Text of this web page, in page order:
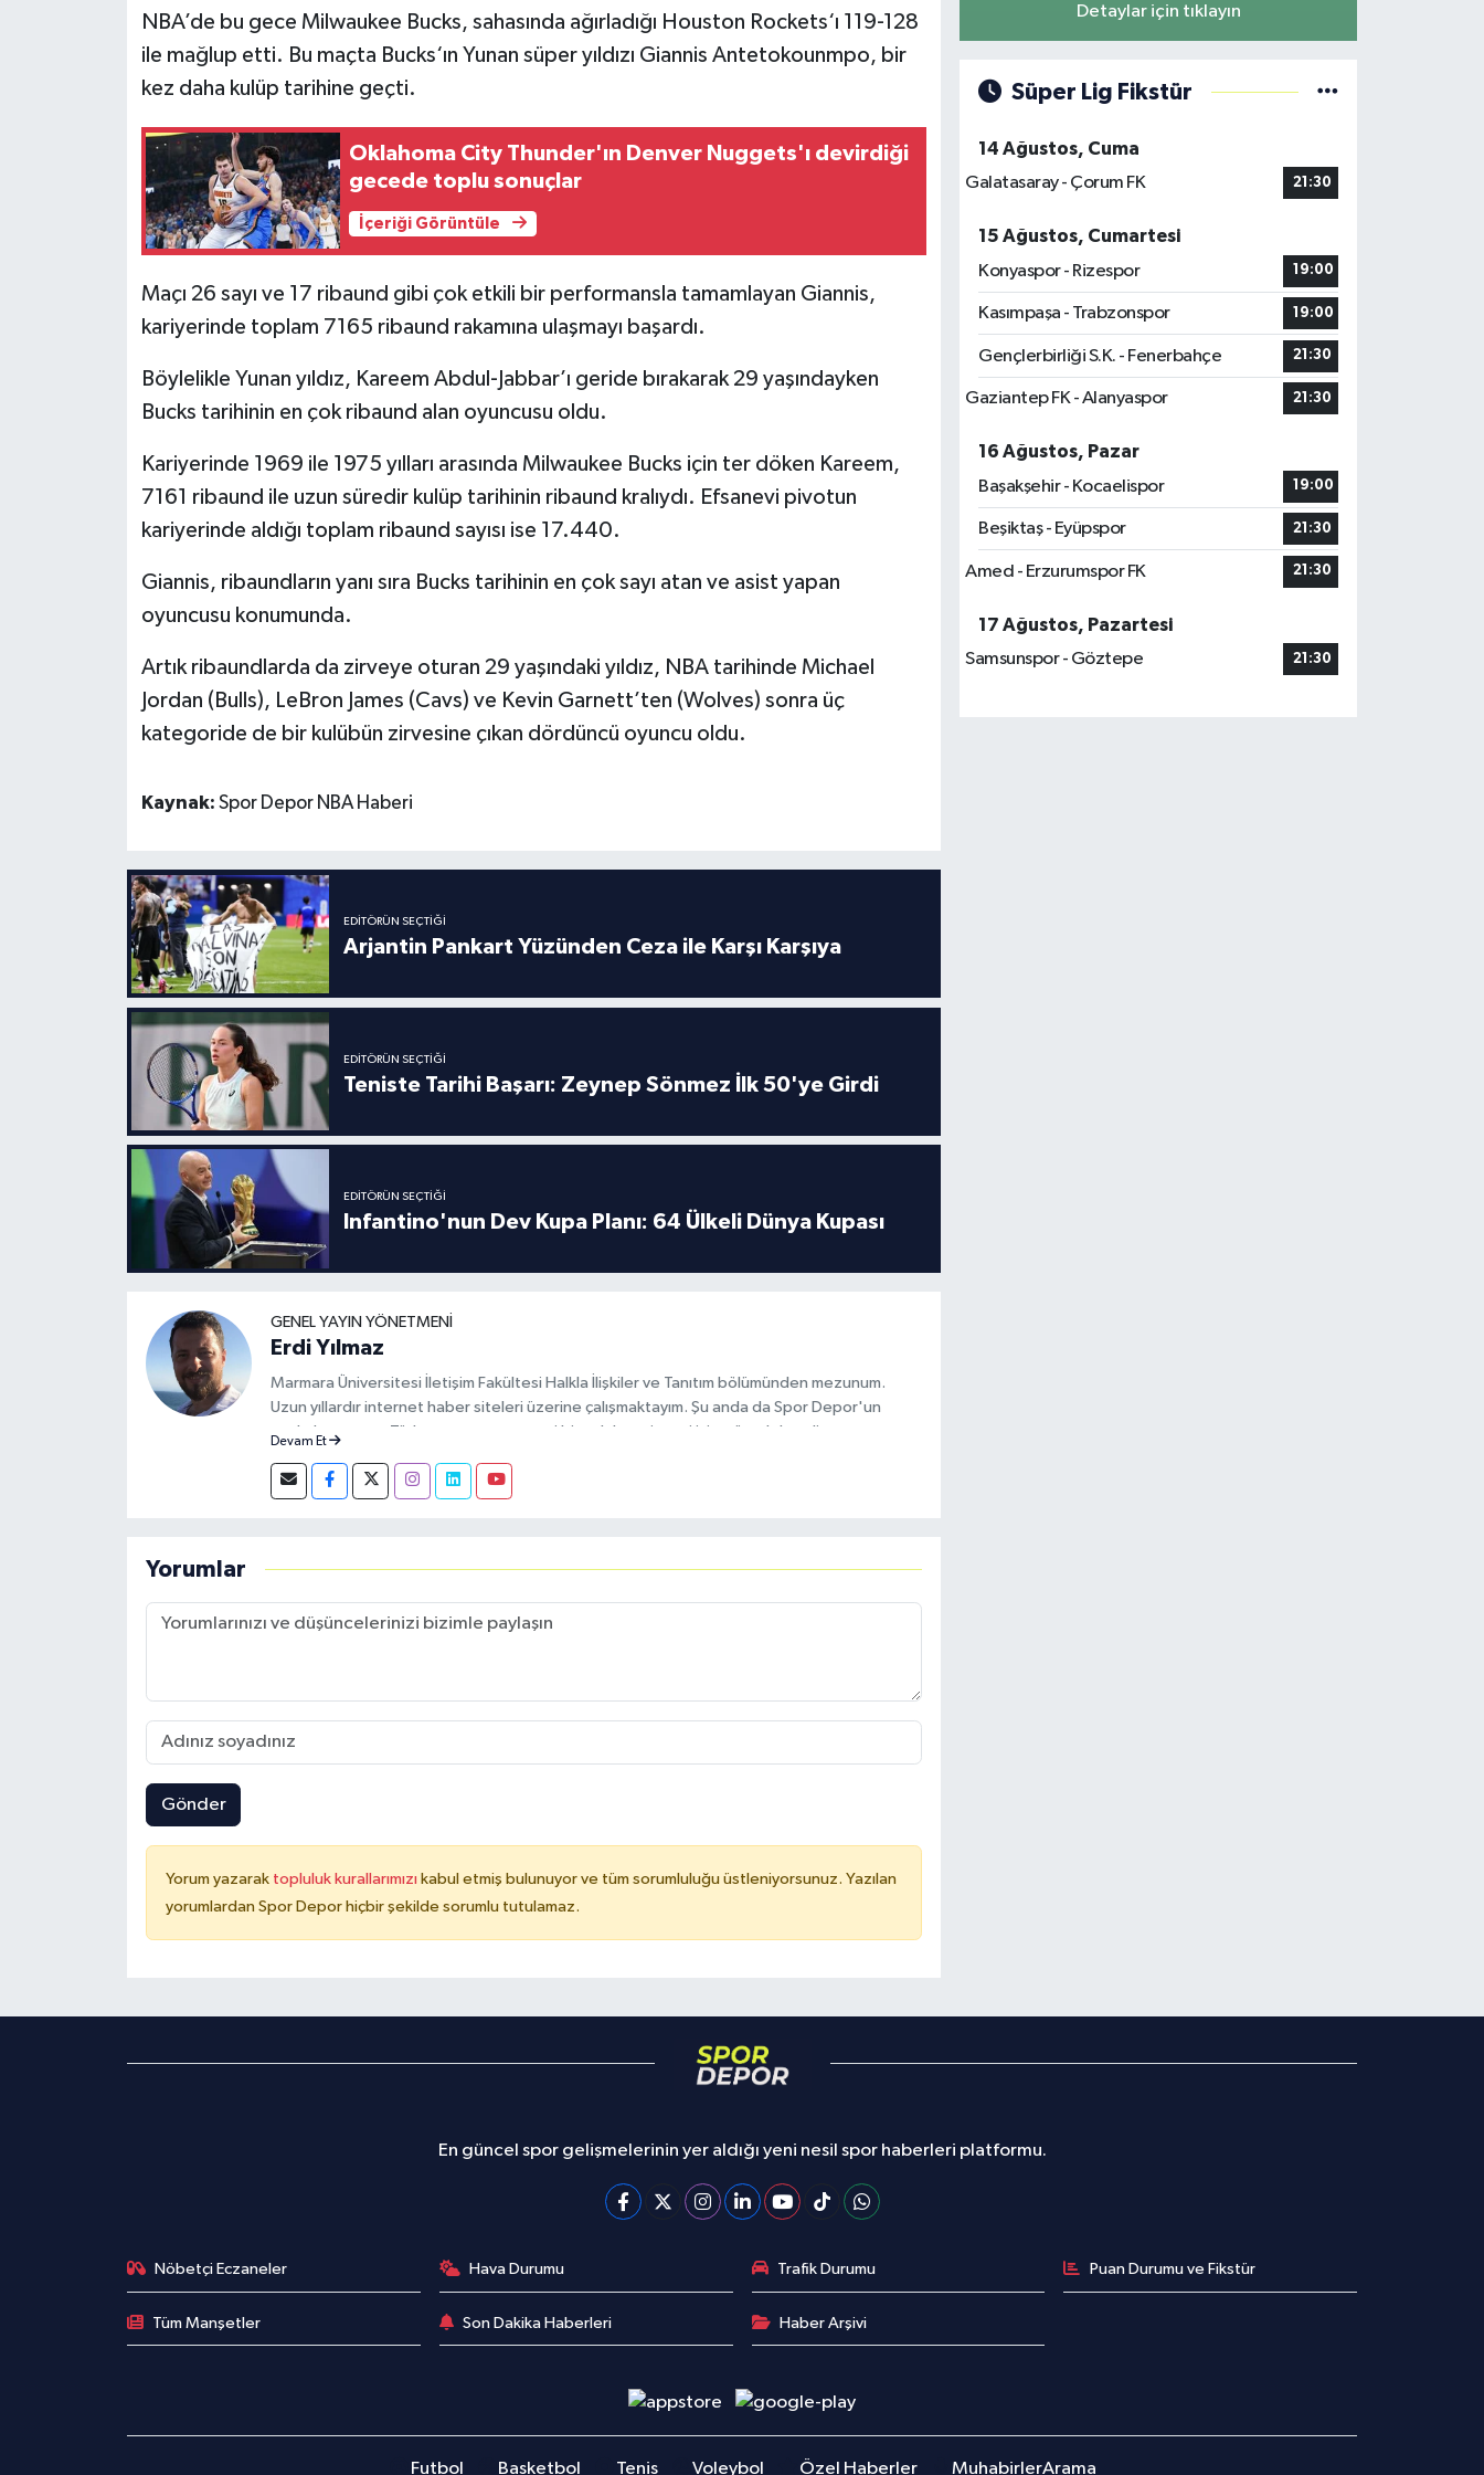
NBA’de bu gece Milwaukee Bucks, sahasında ağırladığı Houston Rockets‘ı 119-128
ile mağlup etti. Bu maçta Bucks‘ın Yunan süper yıldızı Giannis Antetokounmpo, bir
kez daha kulüp tarihine geçti.
Oklahoma City Thunder'ın Denver Nuggets'ı devirdiği
gecede toplu sonuçlar
İçeriği Görüntüle
Maçı 26 sayı ve 17 ribaund gibi çok etkili bir performansla tamamlayan Giannis,
kariyerinde toplam 7165 ribaund rakamına ulaşmayı başardı.
Böylelikle Yunan yıldız, Kareem Abdul-Jabbar’ı geride bırakarak 29 yaşındayken
Bucks tarihinin en çok ribaund alan oyuncusu oldu.
Kariyerinde 1969 ile 1975 yılları arasında Milwaukee Bucks için ter döken Kareem,
7161 ribaund ile uzun süredir kulüp tarihinin ribaund kralıydı. Efsanevi pivotun
kariyerinde aldığı toplam ribaund sayısı ise 17.440.
Giannis, ribaundların yanı sıra Bucks tarihinin en çok sayı atan ve asist yapan
oyuncusu konumunda.
Artık ribaundlarda da zirveye oturan 29 yaşındaki yıldız, NBA tarihinde Michael
Jordan (Bulls), LeBron James (Cavs) ve Kevin Garnett’ten (Wolves) sonra üç
kategoride de bir kulübün zirvesine çıkan dördüncü oyuncu oldu.
Kaynak: Spor Depor NBA Haberi
EDITÖRÜN SEÇTIĞI
Arjantin Pankart Yüzünden Ceza ile Karşı Karşıya
EDITÖRÜN SEÇTIĞI
Teniste Tarihi Başarı: Zeynep Sönmez İlk 50'ye Girdi
EDITÖRÜN SEÇTIĞI
Infantino'nun Dev Kupa Planı: 64 Ülkeli Dünya Kupası
GENEL YAYIN YÖNETMENI
Erdi Yılmaz
Marmara Üniversitesi İletişim Fakültesi Halkla İlişkiler ve Tanıtım bölümünden mezunum.
Uzun yıllardır internet haber siteleri üzerine çalışmaktayım. Şu anda da Spor Depor'un
markalaşması ve Türk spor ortamına yeni bir soluk getirmesi için mücadele ediyorum.
Devam Et
Yorumlar
Gönder
Yorum yazarak topluluk kurallarımızı kabul etmiş bulunuyor ve tüm sorumluluğu üstleniyorsunuz. Yazılan
yorumlardan Spor Depor hiçbir şekilde sorumlu tutulamaz.
Detaylar için tıklayın
Süper Lig Fikstür
14 Ağustos, Cuma
Galatasaray - Çorum FK
21:30
15 Ağustos, Cumartesi
Konyaspor - Rizespor
19:00
Kasımpaşa - Trabzonspor 19:00
Gençlerbirliği S.K. - Fenerbahçe 21:30
Gaziantep FK - Alanyaspor 21:30
16 Ağustos, Pazar
Başakşehir - Kocaelispor
19:00
Beşiktaş - Eyüpspor 21:30
Amed - Erzurumspor FK 21:30
17 Ağustos, Pazartesi
Samsunspor - Göztepe
21:30
En güncel spor gelişmelerinin yer aldığı yeni nesil spor haberleri platformu.
Nöbetçi Eczaneler Hava Durumu Trafik Durumu Puan Durumu ve Fikstür
Tüm Manşetler Son Dakika Haberleri Haber Arşivi
Futbol Basketbol Tenis Voleybol Özel Haberler MuhabirlerArama
Türkiye Basketbol Ligi
Diğer Basketbol Ligleri
Formula 1
Motor Sporları
Su Sporları